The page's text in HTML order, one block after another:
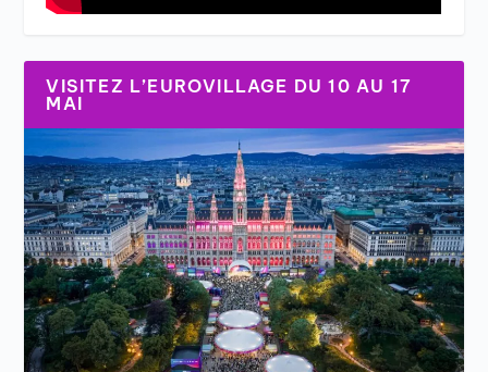
VISITEZ L’EUROVILLAGE DU 10 AU 17
MAI